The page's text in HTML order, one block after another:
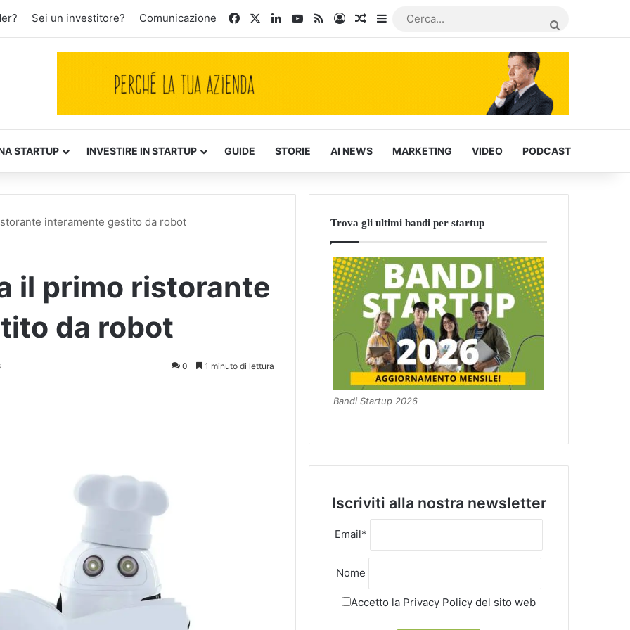
Sei un investitore? Comunicazione FacebookLinkedInYou Tube
RSSAccediArticoli Casuali
Barra laterale
STARTUP INVESTIRE IN STARTUP GUIDE STORIE AI NEWS MARKETING VIDEO PODCAST
interamente gestito da robot
il primo ristorante
da robot
0 1 minuto di lettura
Trova gli ultimi bandi per startup
Bandi Startup 2026
Iscriviti alla nostra newsletter
Email*
Nome
Accetto la Privacy Policy del sito web